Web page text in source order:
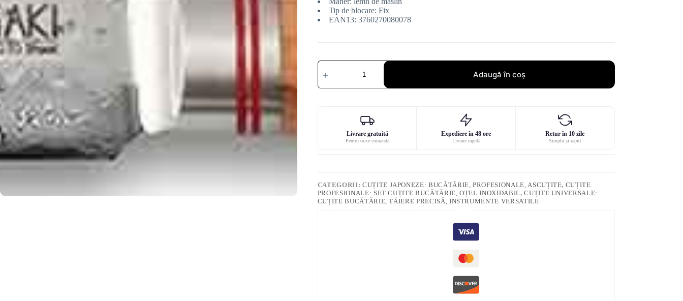
Tip de blocare: Fix
EAN13: 3760270080078
Cantitate
Cuțit
Wusaki
Adaugă în coș
Livrare gratuită
Pentru orice comandă
Expediere în 48 ore
Livrare rapidă
Retur în 10 zile
Simplu și rapid
CATEGORII: CUȚITE JAPONEZE: BUCĂTĂRIE, PROFESIONALE, ASCUȚITE, CUȚITE
PROFESIONALE: SET CUȚITE BUCĂTĂRIE, OȚEL INOXIDABIL,CUȚITE UNIVERSALE:
CUȚITE BUCĂTĂRIE, TĂIERE PRECISĂ, INSTRUMENTE VERSATILE